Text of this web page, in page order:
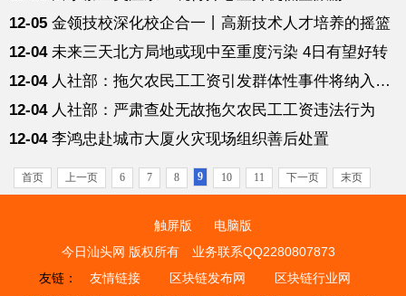
12-05 金领技校深化校企合一丨高新技术人才培养的摇篮
12-04 未来三天北方局地或现中至重度污染 4日有望好转
12-04 人社部：拖欠农民工工资引发群体性事件将纳入黑名单
12-04 人社部：严肃查处无故拖欠农民工工资违法行为
12-04 李鸿忠赴城市大厦火灾现场组织善后处置
首页 上一页 6 7 8 9 10 11 下一页 末页
触屏版
电脑版
今日汕头网 版权所有
业务联系QQ2280807873
友链：
友情链接 区块链发布网
区块链行业网